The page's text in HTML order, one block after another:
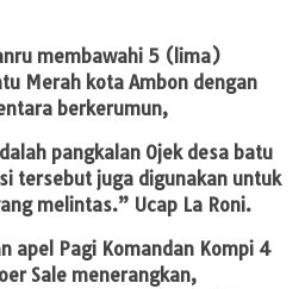
membawahi 5 (lima)
Merah kota Ambon dengan
berkerumun,
pangkalan Ojek desa batu
tersebut juga digunakan untuk
melintas.” Ucap La Roni.
apel Pagi Komandan Kompi 4
Sale menerangkan,